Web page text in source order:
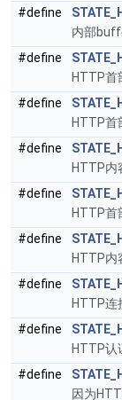
#define
内部
#define
HTTP首
#define
HTTP首
#define
HTTP内
#define
HTTP首
#define
HTTP内
#define
HTTP连
#define
HTTP认
#define
因为